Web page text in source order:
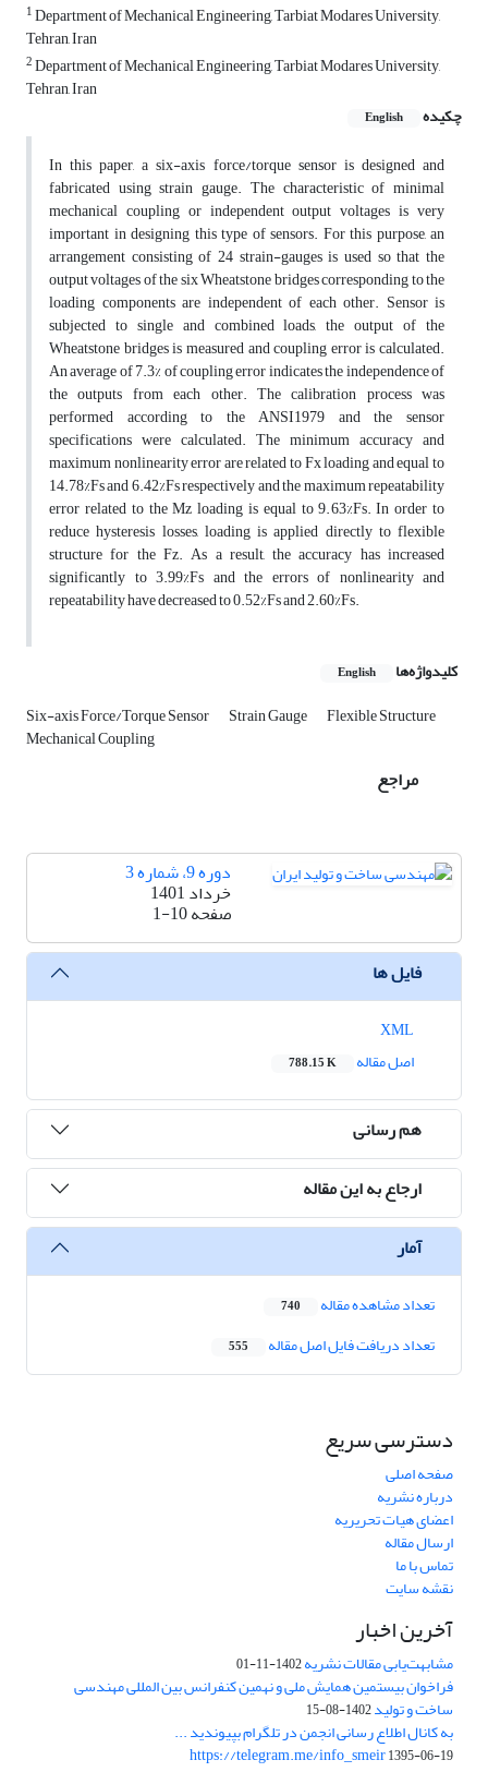
1Department of Mechanical Engineering, Tarbiat Modares University,
Tehran, Iran
2Department of Mechanical Engineering, Tarbiat Modares University,
Tehran, Iran
چکیده
English
In this paper, a six-axis force/torque sensor is designed and
fabricated using strain gauge. The characteristic of minimal
mechanical coupling or independent output voltages is very
important in designing this type of sensors. For this purpose, an
arrangement consisting of 24 strain-gauges is used so that the
output voltages of the six Wheatstone bridges corresponding to the
loading components are independent of each other. Sensor is
subjected to single and combined loads, the output of the
Wheatstone bridges is measured and coupling error is calculated.
An average of 7.3% of coupling error indicates the independence of
the outputs from each other. The calibration process was
performed according to the ANSI1979 and the sensor
specifications were calculated. The minimum accuracy and
maximum nonlinearity error are related to Fx loading and equal to
14.78%Fs and 6.42%Fs respectively and the maximum repeatability
error related to the Mz loading is equal to 9.63%Fs. In order to
reduce hysteresis losses, loading is applied directly to flexible
structure for the Fz. As a result, the accuracy has increased
significantly to 3.99%Fs and the errors of nonlinearity and
repeatability have decreased to 0.52%Fs and 2.60%Fs.
کلیدواژه‌ها English
Six-axis Force/Torque Sensor Strain Gauge Flexible Structure
Mechanical Coupling
مراجع
دوره 9، شماره 3
خرداد 1401
صفحه1-10
فایل ها
اصل مقاله
788.15 K
هم رسانی
ارجاع به این مقاله
آمار
تعداد مشاهده مقاله 740
تعداد دریافت فایل اصل مقاله 555
دسترسی سریع
صفحه اصلی
درباره نشریه
اعضای هیات تحریریه
ارسال مقاله
تماس با ما
نقشه سایت
آخرین اخبار
مشابهت‌یابی مقالات نشریه1402-11-01
فراخوان بیستمین همایش ملی و نهمین کنفرانس بین المللی مهندسی
ساخت و تولید1402-08-15
به کانال اطلاع رسانی انجمن در تلگرام بپیوندید ...
https://telegram.me/info_smeir1395-06-19